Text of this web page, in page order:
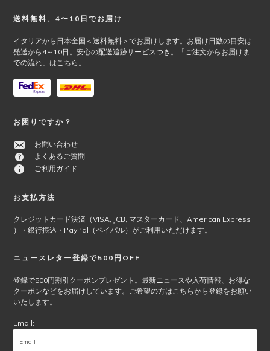
Footer
送料無料、4〜10日でお届け
イタリアから日本全国＜送料無料＞でお届けします。お届け日数の目安は
発送から4～10日。安心の配送追跡サービスつき。「ご注文からお届けま
での流れ」は こちら 。
お困りですか？
お問い合わせ
よくあるご質問
ご利用ガイド
お支払方法
クレジットカード決済（VISA, JCB, マスターカード、American Express
）・銀行振込・PayPal（ペイパル）がご利用いただけます。
ニュースレター登録で500円OFF
登録で500円割引クーポンプレゼント。最新ニュースや入荷情報、お得な
クーポンなどをお届けしています。ご希望の方はこちらから登録をお願い
いたします。
Email: